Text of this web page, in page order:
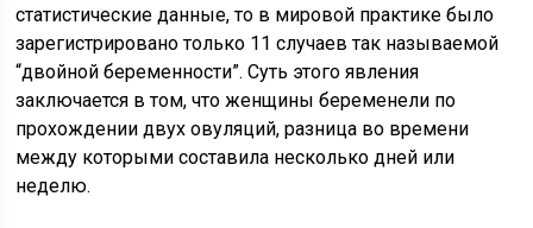
статистические данные, то в мировой практике было
зарегистрировано только 11 случаев так называемой
“двойной беременности”. Суть этого явления
заключается в том, что женщины беременели по
прохождении двух овуляций, разница во времени
между которыми составила несколько дней или
неделю.